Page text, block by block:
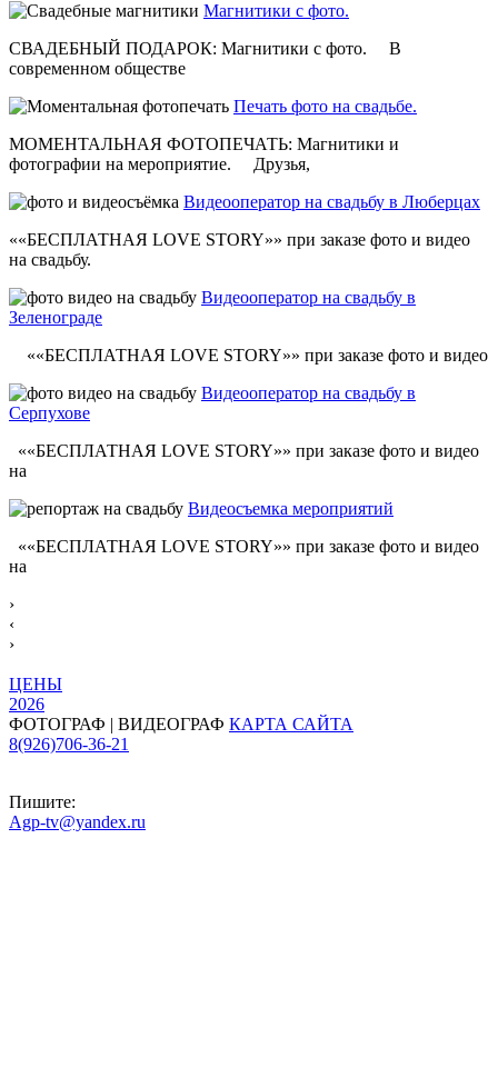
Магнитики с фото.
СВАДЕБНЫЙ ПОДАРОК: Магнитики с фото. В
современном обществе
Печать фото на свадьбе.
МОМЕНТАЛЬНАЯ ФОТОПЕЧАТЬ: Магнитики и
фотографии на мероприятие. Друзья,
Видеооператор на свадьбу в Люберцах
««БЕСПЛАТНАЯ LOVE STORY»» при заказе фото и видео
на свадьбу.
Видеооператор на свадьбу в
Зеленограде
««БЕСПЛАТНАЯ LOVE STORY»» при заказе фото и видео
Видеооператор на свадьбу в
Серпухове
««БЕСПЛАТНАЯ LOVE STORY»» при заказе фото и видео
на
Видеосъемка мероприятий
««БЕСПЛАТНАЯ LOVE STORY»» при заказе фото и видео
на
›
‹
›
ЦЕНЫ
2026
ФОТОГРАФ | ВИДЕОГРАФ КАРТА САЙТА
8(926)706-36-21
Пишите:
Agp-tv@yandex.ru